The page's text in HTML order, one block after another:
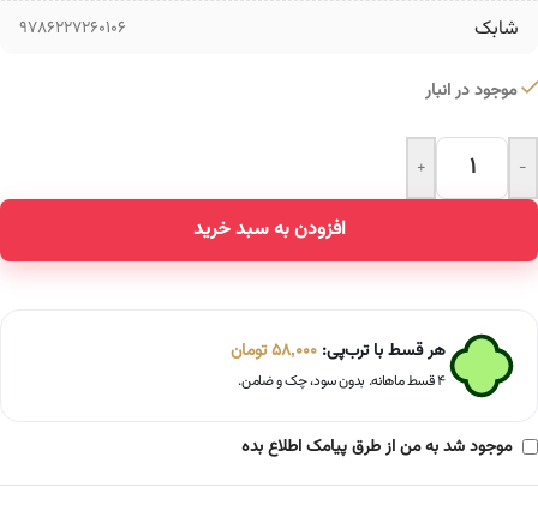
شابک 9786227260106
موجود در انبار
-
+
افزودن به سبد خرید
Alternative:
هر قسط با ترب‌پی: 58,000تومان
۴ قسط ماهانه. بدون سود، چک و ضامن.
موجود شد به من از طرق پیامک اطلاع بده